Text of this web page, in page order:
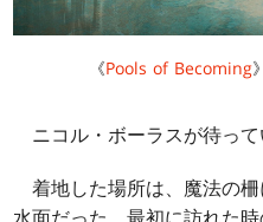
《Pools of Becoming
ニコル・ボーラスが待って
着地した場所は、魔法の